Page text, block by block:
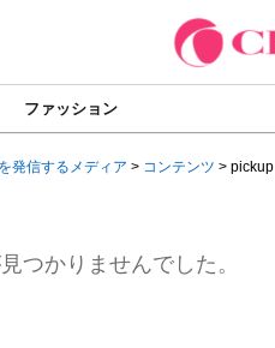
ファッション
発信するメディア > コンテンツ > pickup
つかりませんでした。